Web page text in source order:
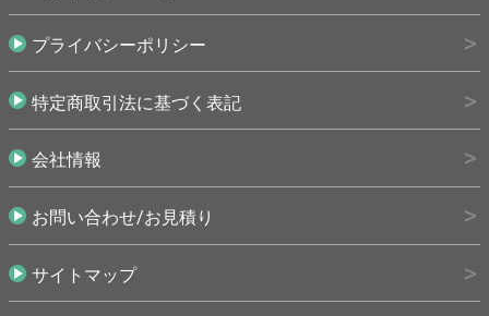
プライバシーポリシー
特定商取引法に基づく表記
会社情報
お問い合わせ/お見積り
サイトマップ